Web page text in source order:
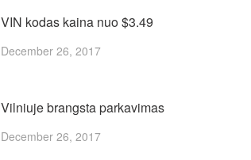
VIN kodas kaina nuo $3.49
December 26, 2017
Vilniuje brangsta parkavimas
December 26, 2017